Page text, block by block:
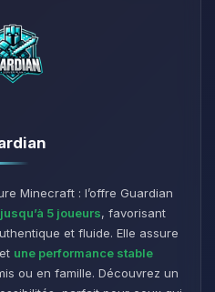
Minecraft : l’offre Guardian
jusqu’à 5 joueurs, favorisant
et fluide. Elle assure
une performance stable
ou en famille. Découvrez un